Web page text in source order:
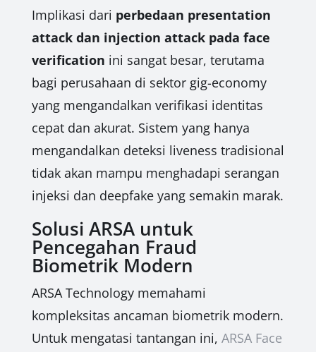
Implikasi dari perbedaan presentation
attack dan injection attack pada face
verification ini sangat besar, terutama
bagi perusahaan di sektor gig-economy
yang mengandalkan verifikasi identitas
cepat dan akurat. Sistem yang hanya
mengandalkan deteksi liveness tradisional
tidak akan mampu menghadapi serangan
injeksi dan deepfake yang semakin marak.
Solusi ARSA untuk
Pencegahan Fraud
Biometrik Modern
ARSA Technology memahami
kompleksitas ancaman biometrik modern.
Untuk mengatasi tantangan ini, ARSA Face